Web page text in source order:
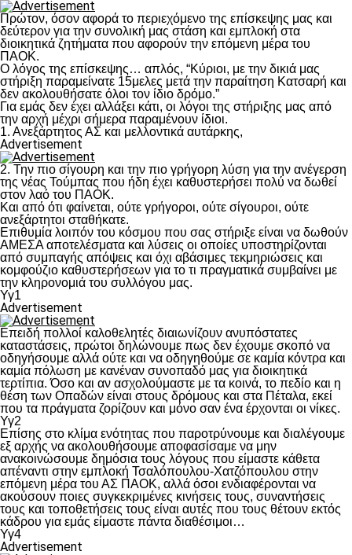
Πρώτον, όσον αφορά το περιεχόμενο της επίσκεψης μας και
δεύτερον για την συνολική μας στάση και εμπλοκή στα
διοικητικά ζητήματα που αφορούν την επόμενη μέρα του
ΠΑΟΚ.
Ο λόγος της επίσκεψης… απλός, “Κύριοι, με την δικιά μας
στήριξη παραμείνατε 15μελες μετά την παραίτηση Κατσαρή και
δεν ακολουθήσατε όλοι τον ίδιο δρόμο.”
Για εμάς δεν έχει αλλάξει κάτι, οι λόγοι της στήριξης μας από
την αρχή μέχρι σήμερα παραμένουν ίδιοι.
1. Ανεξάρτητος ΑΣ και μελλοντικά αυτάρκης,
Advertisement
2. Την πιο σίγουρη και την πιο γρήγορη λύση για την ανέγερση
της νέας Τούμπας που ήδη έχει καθυστερήσει πολύ να δωθεί
στον λαό του ΠΑΟΚ.
Και από ότι φαίνεται, ούτε γρήγοροι, ούτε σίγουροι, ούτε
ανεξάρτητοι σταθήκατε.
Επιθυμία λοιπόν του κόσμου που σας στήριξε είναι να δωθούν
ΑΜΕΣΑ αποτελέσματα και λύσεις οι οποίες υποστηρίζονται
από συμπαγής απόψεις και όχι αβάσιμες τεκμηριώσεις και
κομφούζιο καθυστερήσεων για το τι πραγματικά συμβαίνει με
την κληρονομιά του συλλόγου μας.
Υγ1
Advertisement
Επειδή πολλοί καλοθελητές διαιωνίζουν ανυπόστατες
καταστάσεις, πρώτοι δηλώνουμε πως δεν έχουμε σκοπό να
οδηγήσουμε αλλά ούτε και να οδηγηθούμε σε καμία κόντρα και
καμία πόλωση με κανέναν συνοπαδό μας για διοικητικά
τερτίπια. Όσο και αν ασχολούμαστε με τα κοινά, το πεδίο και η
θέση των Οπαδών είναι στους δρόμους και στα Πέταλα, εκεί
που τα πράγματα ζορίζουν και μόνο σαν ένα έρχονται οι νίκες.
Υγ2
Επίσης στο κλίμα ενότητας που παροτρύνουμε και διαλέγουμε
εξ αρχής να ακολουθήσουμε αποφασίσαμε να μην
ανακοινώσουμε δημόσια τους λόγους που είμαστε κάθετα
απέναντι στην εμπλοκή Τσαλόπουλου-Χατζόπουλου στην
επόμενη μέρα του ΑΣ ΠΑΟΚ, αλλά όσοι ενδιαφέρονται να
ακούσουν ποιες συγκεκριμένες κινήσεις τους, συναντήσεις
τους και τοποθετήσεις τους είναι αυτές που τους θέτουν εκτός
κάδρου για εμάς είμαστε πάντα διαθέσιμοι…
Υγ4
Advertisement